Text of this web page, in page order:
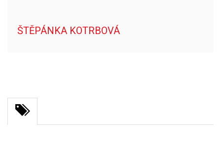
ŠTĚPÁNKA KOTRBOVÁ